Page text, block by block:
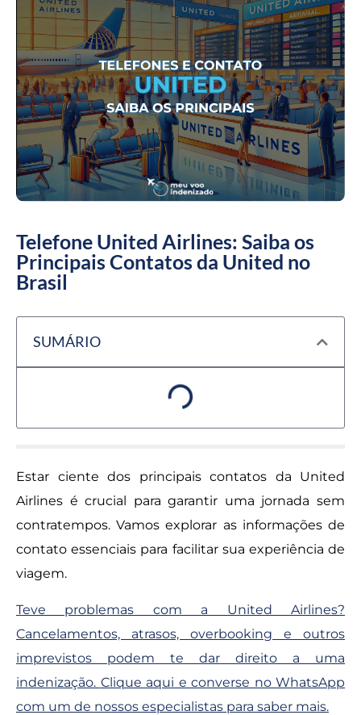
Telefone United Airlines: Saiba os
Principais Contatos da United no
Brasil
SUMÁRIO
Estar ciente dos principais contatos da United
Airlines é crucial para garantir uma jornada sem
contratempos. Vamos explorar as informações de
contato essenciais para facilitar sua experiência de
viagem.
Teve problemas com a United Airlines?
Cancelamentos, atrasos, overbooking e outros
imprevistos podem te dar direito a uma
indenização. Clique aqui e converse no WhatsApp
com um de nossos especialistas para saber mais.